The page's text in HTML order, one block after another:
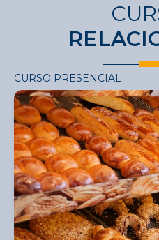
CURSO PRESENCIAL